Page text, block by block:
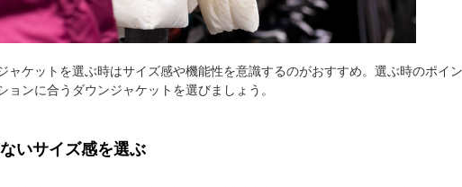
ャケットを選ぶ時はサイズ感や機能性を意識するのがおすすめ。選ぶ時のポイン
ョンに合うダウンジャケットを選びましょう。
いサイズ感を選ぶ